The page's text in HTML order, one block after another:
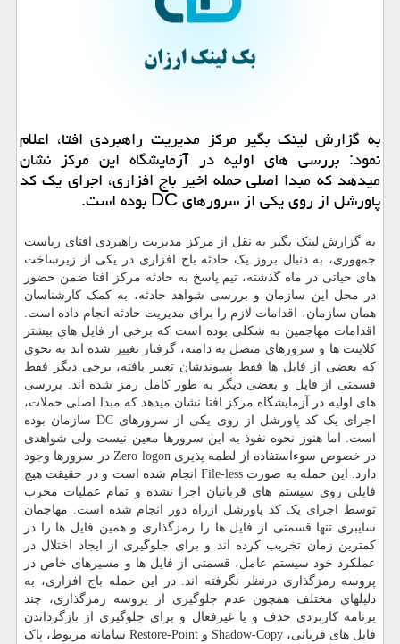
به گزارش لینك بگیر مركز مدیریت راهبردی افتا، اعلام
نمود: بررسی های اولیه در آزمایشگاه این مركز نشان
میدهد كه مبدا اصلی حمله اخیر باج افزاری، اجرای یك كد
پاورشل از روی یكی از سرورهای DC بوده است.
به گزارش لینک بگیر به نقل از مرکز مدیریت راهبردی افتای ریاست
جمهوری، به دنبال بروز یک حادثه باج افزاری در یکی از زیرساخت
های حیاتی در ماه گذشته، تیم پاسخ به حادثه مرکز افتا ضمن حضور
در محل این سازمان و بررسی شواهد حادثه، به کمک کارشناسان
همان سازمان، اقدامات لازم را برای مدیریت حادثه انجام داده است.
اقدامات مهاجمین به شکلی بوده است که برخی از فایل هایِ بیشتر
کلاینت ها و سرورهای متصل به دامنه، گرفتار تغییر شده اند به نحوی
که بعضی از فایل ها فقط پسوندشان تغییر یافته، برخی دیگر فقط
قسمتی از فایل و بعضی دیگر به طور کامل رمز شده اند. بررسی
های اولیه در آزمایشگاه مرکز افتا نشان میدهد که مبدا اصلی حملات،
اجرای یک کد پاورشل از روی یکی از سرورهای DC سازمان بوده
است. اما هنوز نحوه نفوذ به این سرورها معین نیست ولی شواهدی
در خصوص سوءاستفاده از لطمه پذیری Zero logon در سرورها وجود
دارد. این حمله به صورت File-less انجام شده است و در حقیقت هیچ
فایلی روی سیستم های قربانیان اجرا نشده و تمام عملیات مخرب
توسط اجرای یک کد پاورشل ازراه دور انجام شده است. مهاجمان
سایبری تنها قسمتی از فایل ها را رمزگذاری و همین فایل ها را در
کمترین زمان تخریب کرده اند و برای جلوگیری از ایجاد اختلال در
عملکرد خود سیستم عامل، قسمتی از فایل ها و مسیرهای خاص در
پروسه رمزگذاری درنظر نگرفته اند. در این حمله باج افزاری، به
دلیلهای مختلف همچون عدم جلوگیری از پروسه رمزگذاری، چند
برنامه کاربردی حذف و یا غیرفعال و برای جلوگیری از بازگرداندن
فایل های قربانی، Shadow-Copy و Restore-Point سامانه مربوط، پاک